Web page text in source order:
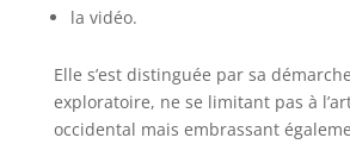
la vidéo.
Elle s’est distinguée par sa
exploratoire, ne se limitant pas à
occidental mais embrassant